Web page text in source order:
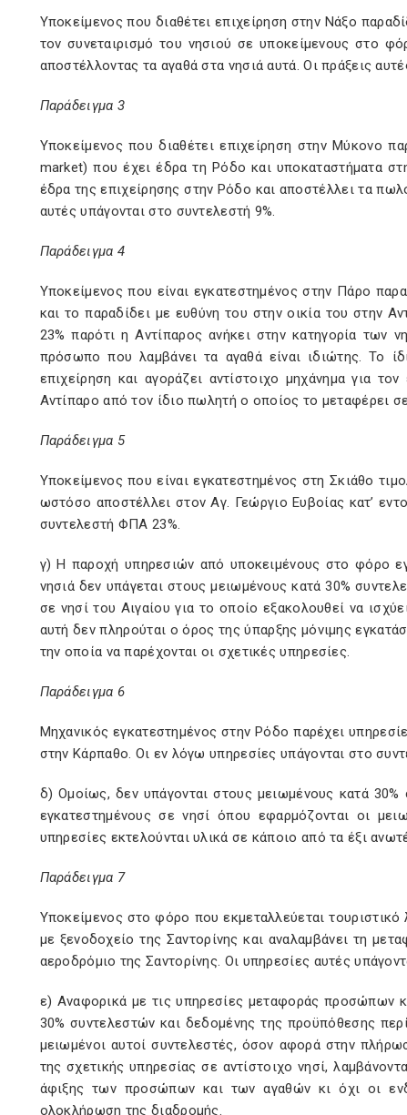
Υποκείμενος που διαθέτει επιχείρηση στην Νάξο
τον συνεταιρισμό του νησιού σε υποκείμενους στο
αποστέλλοντας τα αγαθά στα νησιά αυτά. Οι πράξεις
Παράδειγμα 3
Υποκείμενος που διαθέτει επιχείρηση στην Μύκονο
market) που έχει έδρα τη Ρόδο και υποκαταστήματα
έδρα της επιχείρησης στην Ρόδο και αποστέλλει τα
αυτές υπάγονται στο συντελεστή 9%.
Παράδειγμα 4
Υποκείμενος που είναι εγκατεστημένος στην Πάρο
και το παραδίδει με ευθύνη του στην οικία του στην
23% παρότι η Αντίπαρος ανήκει στην κατηγορία των
πρόσωπο που λαμβάνει τα αγαθά είναι ιδιώτης. Το
επιχείρηση και αγοράζει αντίστοιχο μηχάνημα για
Αντίπαρο από τον ίδιο πωλητή ο οποίος το μεταφέρει
Παράδειγμα 5
Υποκείμενος που είναι εγκατεστημένος στη Σκιάθο
ωστόσο αποστέλλει στον Αγ. Γεώργιο Ευβοίας κατ’
συντελεστή ΦΠΑ 23%.
γ) Η παροχή υπηρεσιών από υποκειμένους στο φόρο
νησιά δεν υπάγεται στους μειωμένους κατά 30%
σε νησί του Αιγαίου για το οποίο εξακολουθεί να
αυτή δεν πληρούται ο όρος της ύπαρξης μόνιμης
την οποία να παρέχονται οι σχετικές υπηρεσίες.
Παράδειγμα 6
Μηχανικός εγκατεστημένος στην Ρόδο παρέχει
στην Κάρπαθο. Οι εν λόγω υπηρεσίες υπάγονται στο
δ) Ομοίως, δεν υπάγονται στους μειωμένους κατά
εγκατεστημένους σε νησί όπου εφαρμόζονται οι
υπηρεσίες εκτελούνται υλικά σε κάποιο από τα έξι
Παράδειγμα 7
Υποκείμενος στο φόρο που εκμεταλλεύεται
με ξενοδοχείο της Σαντορίνης και αναλαμβάνει τη
αεροδρόμιο της Σαντορίνης. Οι υπηρεσίες αυτές
ε) Αναφορικά με τις υπηρεσίες μεταφοράς προσώπων
30% συντελεστών και δεδομένης της προϋπόθεσης
μειωμένοι αυτοί συντελεστές, όσον αφορά στην
της σχετικής υπηρεσίας σε αντίστοιχο νησί,
άφιξης των προσώπων και των αγαθών κι όχι οι
ολοκλήρωση της διαδρομής.